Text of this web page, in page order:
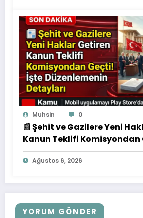
Muhsin 0
📰 Şehit ve Gazilere Yeni
Kanun Teklifi Komisyondan
Düzenlemenin Detayları
Ağustos 6, 2026
YORUM GÖNDER